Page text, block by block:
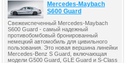
Mercedes-Maybach
S600 Guard
Свежеиспеченный Mercedes-Maybach
S600 Guard - самый надежный
противобомбовый бронированный
немецкий автомобиль для цивильного
пользования. Это новая вершина линейки
Mercedes-Benz S Guard, включающая
модели G500 Guard, GLE Guard и S-Class